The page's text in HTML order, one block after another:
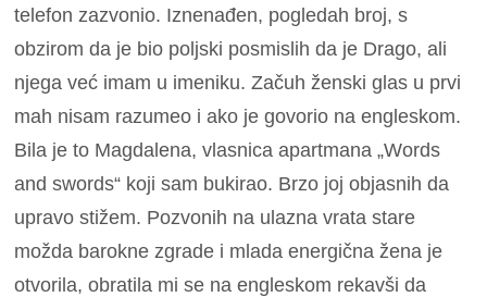
telefon zazvonio. Iznenađen, pogledah broj, s
obzirom da je bio poljski posmislih da je Drago, ali
njega već imam u imeniku. Začuh ženski glas u prvi
mah nisam razumeo i ako je govorio na engleskom.
Bila je to Magdalena, vlasnica apartmana „Words
and swords“ koji sam bukirao. Brzo joj objasnih da
upravo stižem. Pozvonih na ulazna vrata stare
možda barokne zgrade i mlada energična žena je
otvorila, obratila mi se na engleskom rekavši da